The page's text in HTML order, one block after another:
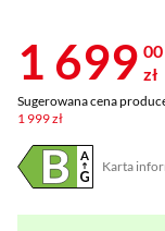
1 699 00
zł
Sugerowana cena
1 999 zł
Karta
Plik w
(otworzy